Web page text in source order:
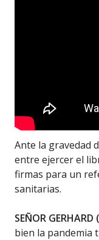
Ante la gravedad
entre ejercer el
firmas para un
sanitarias.
SEÑOR
bien la pandemia